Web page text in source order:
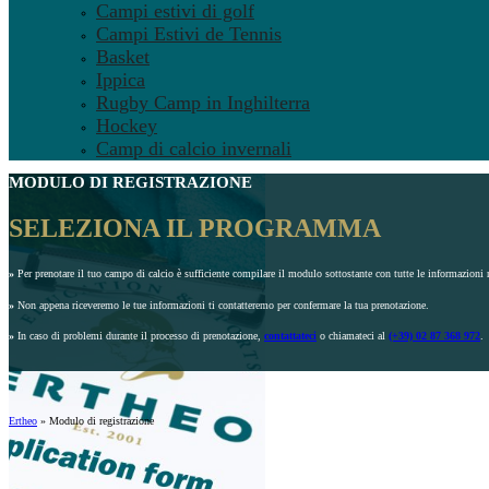
Campi estivi di golf
Campi Estivi de Tennis
Basket
Ippica
Rugby Camp in Inghilterra
Hockey
Camp di calcio invernali
MODULO DI REGISTRAZIONE
SELEZIONA IL PROGRAMMA
» Per prenotare il tuo campo di calcio è sufficiente compilare il modulo sottostante con tutte le informazioni
» Non appena riceveremo le tue informazioni ti contatteremo per confermare la tua prenotazione.
» In caso di problemi durante il processo di prenotazione, contattateci o chiamateci al (+39) 02 87 368 972
Ertheo » Modulo di registrazione